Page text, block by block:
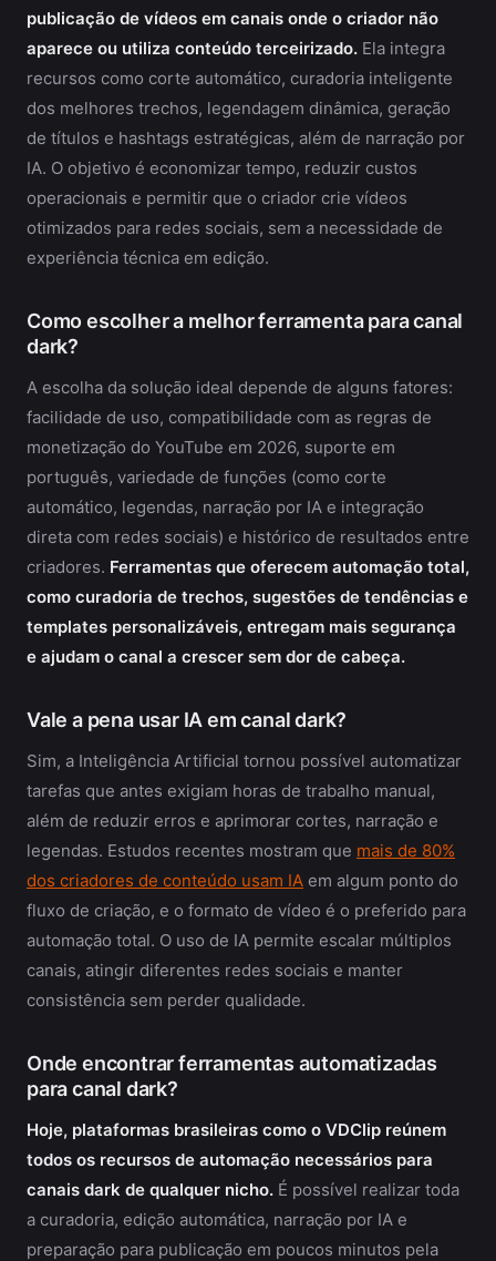
publicação de vídeos em canais onde o criador não
aparece ou utiliza conteúdo terceirizado. Ela integra
recursos como corte automático, curadoria inteligente
dos melhores trechos, legendagem dinâmica, geração
de títulos e hashtags estratégicas, além de narração por
IA. O objetivo é economizar tempo, reduzir custos
operacionais e permitir que o criador crie vídeos
otimizados para redes sociais, sem a necessidade de
experiência técnica em edição.
Como escolher a melhor ferramenta para canal
dark?
A escolha da solução ideal depende de alguns fatores:
facilidade de uso, compatibilidade com as regras de
monetização do YouTube em 2026, suporte em
português, variedade de funções (como corte
automático, legendas, narração por IA e integração
direta com redes sociais) e histórico de resultados entre
criadores. Ferramentas que oferecem automação total,
como curadoria de trechos, sugestões de tendências e
templates personalizáveis, entregam mais segurança
e ajudam o canal a crescer sem dor de cabeça.
Vale a pena usar IA em canal dark?
Sim, a Inteligência Artificial tornou possível automatizar
tarefas que antes exigiam horas de trabalho manual,
além de reduzir erros e aprimorar cortes, narração e
legendas. Estudos recentes mostram que mais de 80%
dos criadores de conteúdo usam IA em algum ponto do
fluxo de criação, e o formato de vídeo é o preferido para
automação total. O uso de IA permite escalar múltiplos
canais, atingir diferentes redes sociais e manter
consistência sem perder qualidade.
Onde encontrar ferramentas automatizadas
para canal dark?
Hoje, plataformas brasileiras como o VDClip reúnem
todos os recursos de automação necessários para
canais dark de qualquer nicho. É possível realizar toda
a curadoria, edição automática, narração por IA e
preparação para publicação em poucos minutos pela